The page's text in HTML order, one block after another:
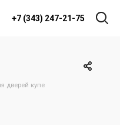
+7 (343) 247-21-75
дверей купе